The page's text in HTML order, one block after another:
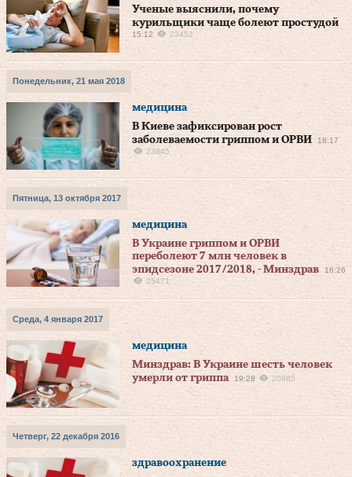
Ученые выяснили, почему
курильщики чаще болеют простудой
15:12 23452
Понедельник, 21 мая 2018
медицина
В Киеве зафиксирован рост
заболеваемости гриппом и ОРВИ
18:17
23845
Пятница, 13 октября 2017
медицина
В Украине гриппом и ОРВИ
переболеют 7 млн человек в
эпидсезоне 2017/2018, - Минздрав
16:26
25471
Среда, 4 января 2017
медицина
Минздрав: В Украине шесть человек
умерли от гриппа
19:28 20885
Четверг, 22 декабря 2016
здравоохранение